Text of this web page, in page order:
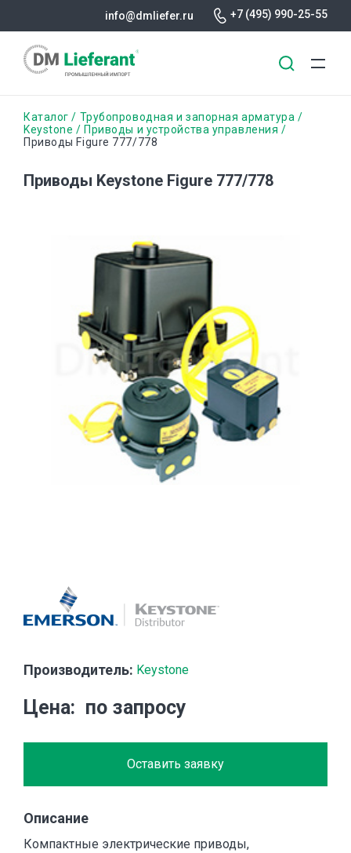
основному
info@dmliefer.ru +7 (495) 990-25-55
Строка
навигации
Каталог
Трубопроводная и запорная арматура
Keystone
Приводы и устройства управления
Приводы Figure 777/778
Приводы Keystone Figure 777/778
Производитель: Keystone
Цена по запросу
Оставить заявку
Описание
Компактные электрические приводы,